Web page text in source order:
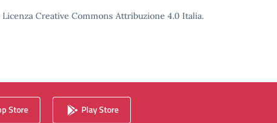
Creative Commons Attribuzione 4.0 Italia.
Store Play Store